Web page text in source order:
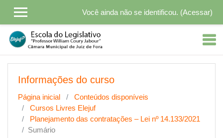
Você ainda não se identificou. (Acessar)
Informações do curso
Página inicial
Conteúdos disponíveis
Cursos Livres Elejuf
Planejamento das contratações – Lei nº 14.133/2021
Sumário